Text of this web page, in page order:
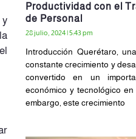
y
Productividad con el
de Personal
28 julio, 2024 5:43 pm
Introducción Querétaro,
constante crecimiento y
convertido en un
económico y tecnológico en
embargo, este crecimiento